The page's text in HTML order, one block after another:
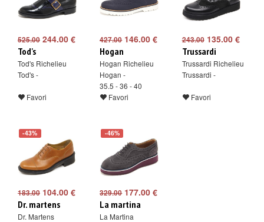
525.00 244.00 €
Tod's
Tod's Richelieu
Tod's -
Favori
427.00146.00 €
Hogan
Hogan Richelieu
Hogan -
35.5 - 36 - 40
Favori
243.00135.00 €
Trussardi
Trussardi Richelieu
Trussardi -
Favori
-43%
183.00 104.00 €
Dr. martens
Dr. Martens
-46%
329.00177.00 €
La martina
La Martina